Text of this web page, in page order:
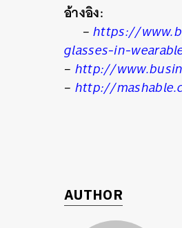
อ้างอิง:
–https://
glasses-in-
– http://
– http://
AUTHOR